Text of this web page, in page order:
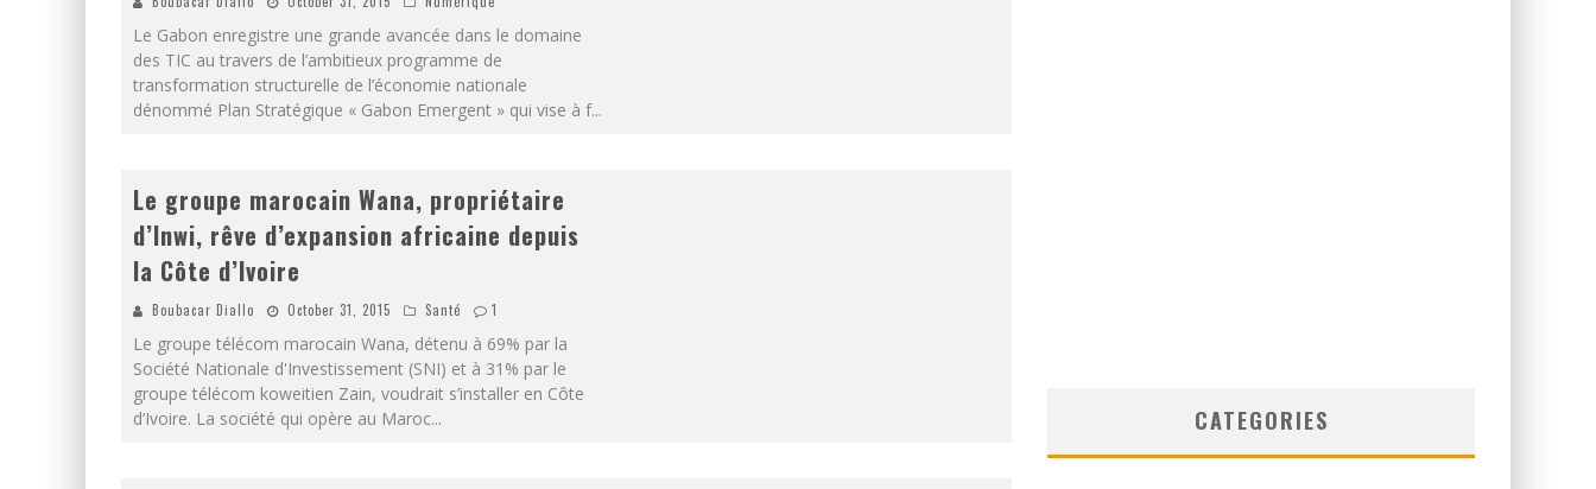
Le Gabon enregistre une grande avancée dans le domaine
des TIC au travers de l’ambitieux programme de
transformation structurelle de l’économie nationale
dénommé Plan Stratégique « Gabon Emergent » qui vise à f...
Le groupe marocain Wana, propriétaire
d’Inwi, rêve d’expansion africaine depuis
la Côte d’Ivoire
Boubacar Diallo October 31, 2015 Santé 1
Le groupe télécom marocain Wana, détenu à 69% par la
Société Nationale d'Investissement (SNI) et à 31% par le
groupe télécom koweitien Zain, voudrait s’installer en Côte
d’Ivoire. La société qui opère au Maroc... CATEGORIES